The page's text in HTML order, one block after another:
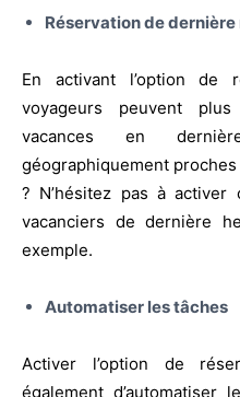
Réservation de dernière
En activant l’option de
voyageurs peuvent
vacances en
géographiquement
? N’hésitez pas à
vacanciers de dernière
exemple.
Automatiser les tâches
Activer l’option de
également d’automatiser